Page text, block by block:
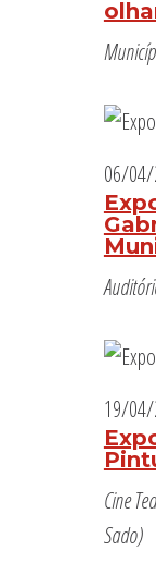
06/
19/
Cine
Sado)